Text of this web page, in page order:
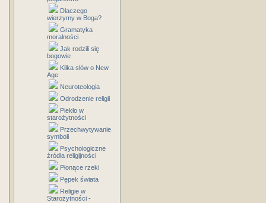
Dlaczego
wierzymy w Boga?
Gramatyka
moralności
Jak rodzili się
bogowie
Kilka słów o New
Age
Neuroteologia
Odrodzenie religii
Piekło w
starożytności
Przechwytywanie
symboli
Psychologiczne
źródła religijności
Płonące rzeki
Pępek świata
Religie w
Starożytności -